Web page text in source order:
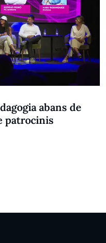
abans de
patrocinis